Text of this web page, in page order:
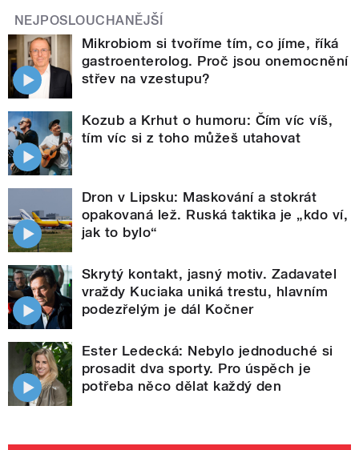
NEJPOSLOUCHANĚJŠÍ
Mikrobiom si tvoříme tím, co jíme, říká
gastroenterolog. Proč jsou onemocnění
střev na vzestupu?
Kozub a Krhut o humoru: Čím víc víš,
tím víc si z toho můžeš utahovat
Dron v Lipsku: Maskování a stokrát
opakovaná lež. Ruská taktika je „kdo ví,
jak to bylo“
Skrytý kontakt, jasný motiv. Zadavatel
vraždy Kuciaka uniká trestu, hlavním
podezřelým je dál Kočner
Ester Ledecká: Nebylo jednoduché si
prosadit dva sporty. Pro úspěch je
potřeba něco dělat každý den